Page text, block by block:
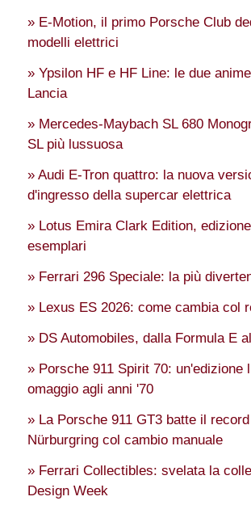
» E-Motion, il primo Porsche Club
modelli elettrici
» Ypsilon HF e HF Line: le due
Lancia
» Mercedes-Maybach SL 680
SL più lussuosa
» Audi E-Tron quattro: la nuova
d'ingresso della supercar elettrica
» Lotus Emira Clark Edition,
esemplari
» Ferrari 296 Speciale: la più
» Lexus ES 2026: come cambia col
» DS Automobiles, dalla Formula E
» Porsche 911 Spirit 70: un'edizione
omaggio agli anni '70
» La Porsche 911 GT3 batte il
Nürburgring col cambio manuale
» Ferrari Collectibles: svelata la
Design Week